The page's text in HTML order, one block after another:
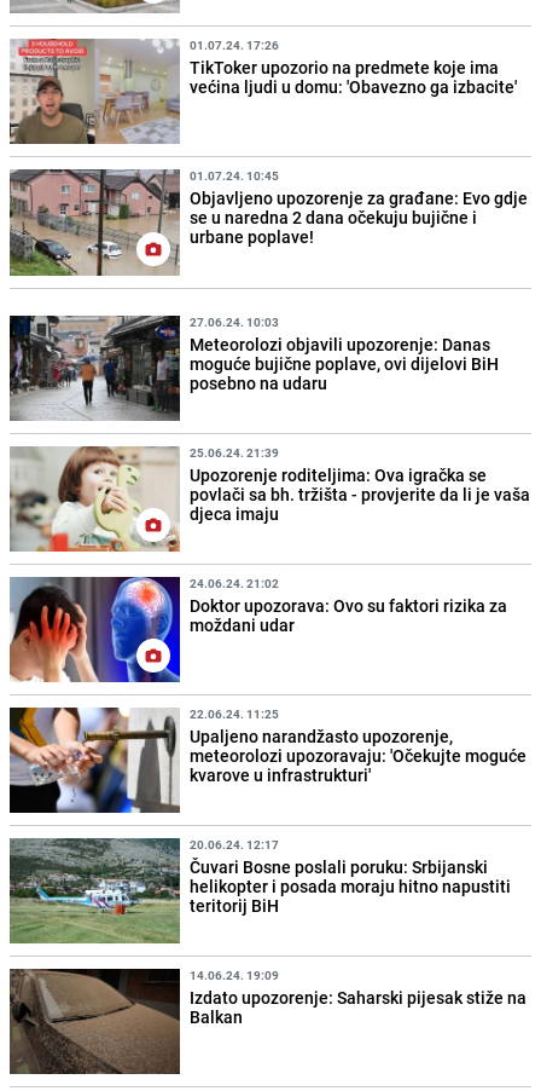
01.07.24. 17:26
TikToker upozorio na predmete koje ima
većina ljudi u domu: 'Obavezno ga izbacite'
01.07.24. 10:45
Objavljeno upozorenje za građane: Evo gdje
se u naredna 2 dana očekuju bujične i
urbane poplave!
27.06.24. 10:03
Meteorolozi objavili upozorenje: Danas
moguće bujične poplave, ovi dijelovi BiH
posebno na udaru
25.06.24. 21:39
Upozorenje roditeljima: Ova igračka se
povlači sa bh. tržišta - provjerite da li je vaša
djeca imaju
24.06.24. 21:02
Doktor upozorava: Ovo su faktori rizika za
moždani udar
22.06.24. 11:25
Upaljeno narandžasto upozorenje,
meteorolozi upozoravaju: 'Očekujte moguće
kvarove u infrastrukturi'
20.06.24. 12:17
Čuvari Bosne poslali poruku: Srbijanski
helikopter i posada moraju hitno napustiti
teritorij BiH
14.06.24. 19:09
Izdato upozorenje: Saharski pijesak stiže na
Balkan